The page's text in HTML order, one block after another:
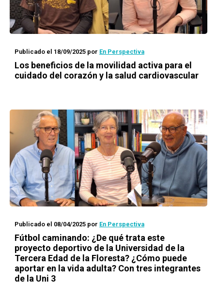
Publicado el 18/09/2025 por En Perspectiva
Los beneficios de la movilidad activa para el
cuidado del corazón y la salud cardiovascular
Publicado el 08/04/2025 por En Perspectiva
Fútbol caminando: ¿De qué trata este
proyecto deportivo de la Universidad de la
Tercera Edad de la Floresta? ¿Cómo puede
aportar en la vida adulta? Con tres integrantes
de la Uni 3